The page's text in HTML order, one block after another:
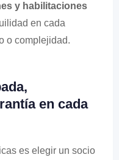
y habilitaciones
en cada
o complejidad.
en cada
es elegir un socio